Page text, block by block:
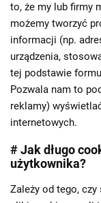
to, że my lub firmy
możemy tworzyć
informacji (np.
urządzenia,
tej podstawie
Pozwala nam to
reklamy)
internetowych.
# Jak długo
użytkownika?
Zależy od tego, czy